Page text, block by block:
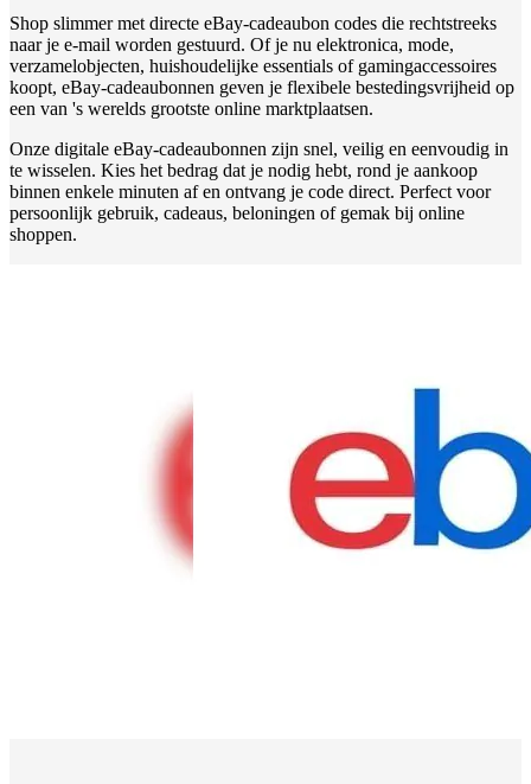
Shop slimmer met directe eBay-cadeaubon codes die rechtstreeks
naar je e-mail worden gestuurd. Of je nu elektronica, mode,
verzamelobjecten, huishoudelijke essentials of gamingaccessoires
koopt, eBay-cadeaubonnen geven je flexibele bestedingsvrijheid op
een van 's werelds grootste online marktplaatsen.
Onze digitale eBay-cadeaubonnen zijn snel, veilig en eenvoudig in
te wisselen. Kies het bedrag dat je nodig hebt, rond je aankoop
binnen enkele minuten af en ontvang je code direct. Perfect voor
persoonlijk gebruik, cadeaus, beloningen of gemak bij online
shoppen.